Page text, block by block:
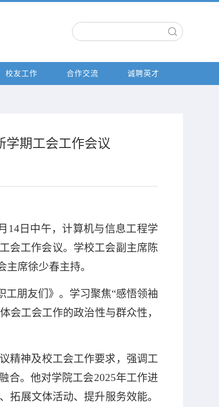
校友工作 合作交流 诚聘英才
学期工会工作会议
14日中午，计算机与信息工程学
会工作会议。学校工会副主席陈
席徐少春主持。
工朋友们》。学习聚焦“感悟领袖
会工会工作的政治性与群众性，
精神及校工会工作要求，强调工
合。他对学院工会2025年工作进
拓展文体活动、提升服务效能。